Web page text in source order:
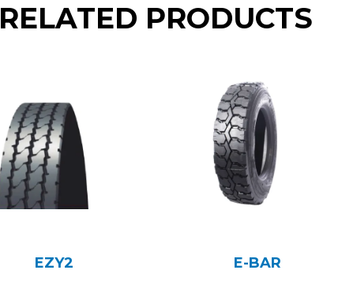
RELATED PRODUCTS
EZY2 E-BAR